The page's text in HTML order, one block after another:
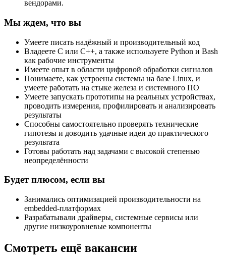
вендорами.
Мы ждем, что вы
Умеете писать надёжный и производительный код
Владеете C или C++, а также используете Python и Bash
как рабочие инструменты
Имеете опыт в области цифровой обработки сигналов
Понимаете, как устроены системы на базе Linux, и
умеете работать на стыке железа и системного ПО
Умеете запускать прототипы на реальных устройствах,
проводить измерения, профилировать и анализировать
результаты
Способны самостоятельно проверять технические
гипотезы и доводить удачные идеи до практического
результата
Готовы работать над задачами с высокой степенью
неопределённости
Будет плюсом, если вы
Занимались оптимизацией производительности на
embedded-платформах
Разрабатывали драйверы, системные сервисы или
другие низкоуровневые компоненты
Смотреть ещё вакансии